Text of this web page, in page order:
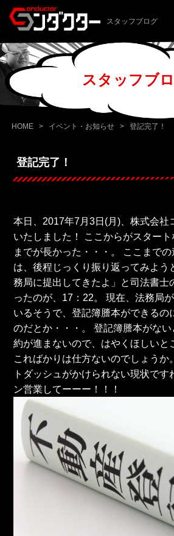
スタッフブログ
スタッフブ
HOME > イベント・お知らせ > 登記完了！
登記完了！
本日、2017年7月3日(月)、株式会社
いたしました！ ここからがスタート
までが長かった・・・。 ここまで
は、後程じっくり振り返ってみよう
務局に提出してきたよ」と司法書士
ったのが、17：22。 現在、法務局
いるそうで、登記簿謄本ができるの
のだとか・・・。 登記簿謄本がな
約が進まないので、はやくほしいと
こればかりは仕方ないのでしょうか
トダッシュがかけられない現状です
ン営業してーーー！！！